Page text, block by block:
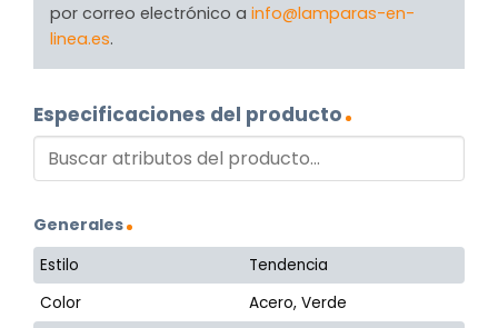
por correo electrónico a info@lamparas-en-
linea.es.
Especificaciones del producto
Generales
Estilo
Tendencia
Color
Acero, Verde